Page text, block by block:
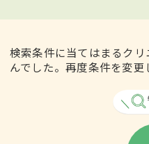
検索条件に当てはまるク
んでした。再度条件を変更